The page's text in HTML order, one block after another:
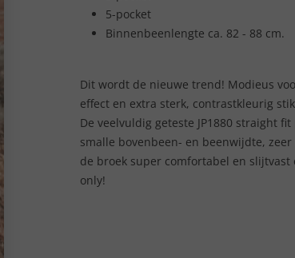
5-pocket
Binnenbeenlengte ca. 82 - 88 cm.
Dit wordt de nieuwe trend! Modieus
effect en extra sterk, contrastkleurig
De veelvuldig geteste JP1880 straight
smalle bovenbeen- en beenwijdte,
de broek super comfortabel en slijtvast
only!